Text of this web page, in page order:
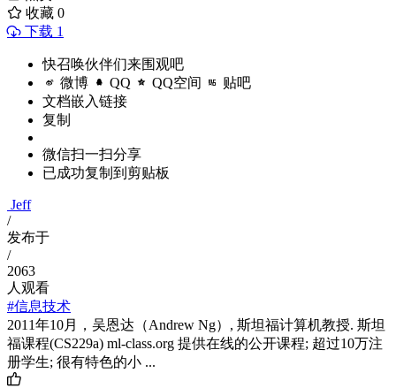
收藏 0
下载 1
快召唤伙伴们来围观吧
微博 QQ QQ空间 贴吧
文档嵌入链接
复制
微信扫一扫分享
已成功复制到剪贴板
Jeff
/
发布于
/
2063
人观看
#信息技术
2011年10月，吴恩达（Andrew Ng）, 斯坦福计算机教授. 斯坦
福课程(CS229a) ml-class.org 提供在线的公开课程; 超过10万注
册学生; 很有特色的小 ...